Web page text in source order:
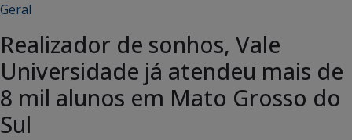
Geral
Realizador de sonhos, Vale
Universidade já atendeu mais de
8 mil alunos em Mato Grosso do
Sul